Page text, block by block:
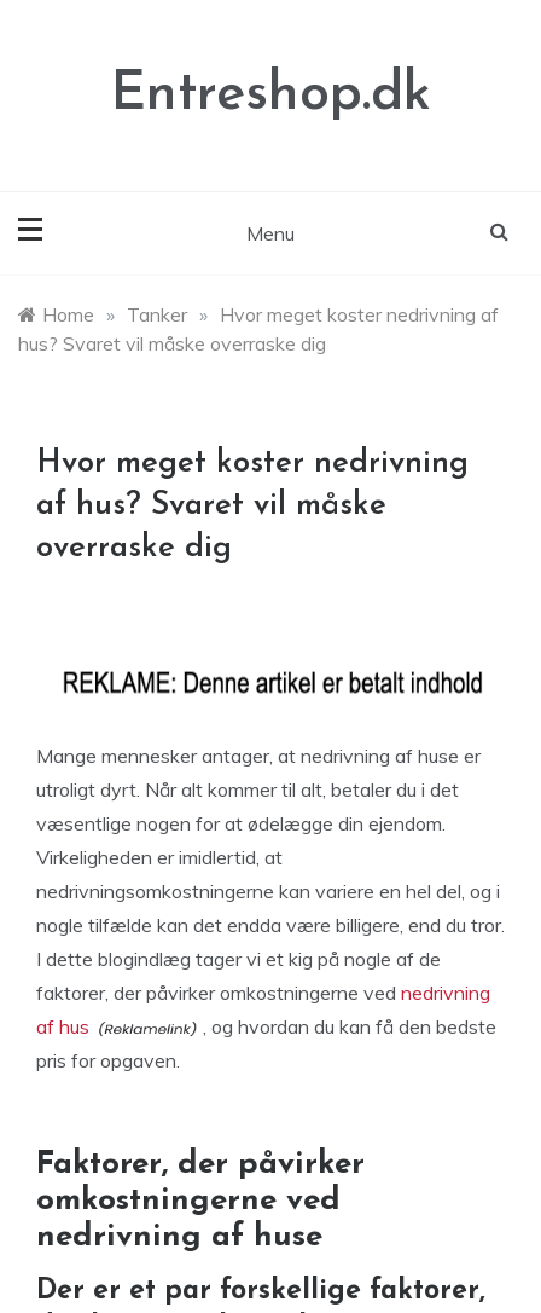
Entreshop.dk
Menu
Home » Tanker » Hvor meget koster nedrivning af
hus? Svaret vil måske overraske dig
Hvor meget koster nedrivning
af hus? Svaret vil måske
overraske dig
Mange mennesker antager, at nedrivning af huse er
utroligt dyrt. Når alt kommer til alt, betaler du i det
væsentlige nogen for at ødelægge din ejendom.
Virkeligheden er imidlertid, at
nedrivningsomkostningerne kan variere en hel del, og i
nogle tilfælde kan det endda være billigere, end du tror.
I dette blogindlæg tager vi et kig på nogle af de
faktorer, der påvirker omkostningerne ved nedrivning
af hus
, og hvordan du kan få den bedste
pris for opgaven.
Faktorer, der påvirker
omkostningerne ved
nedrivning af huse
Der er et par forskellige faktorer,